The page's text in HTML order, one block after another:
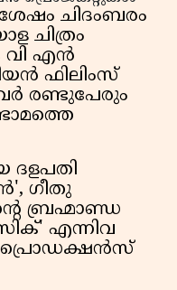
ചിദംബരം
ചിത്രം
വി എൻ
ഫിലിംസ്
രണ്ടുപേരും
ദളപതി
ഗീതു
ബ്രഹ്മാണ്ഡ
എന്നിവ
പ്രൊഡക്ഷൻസ്